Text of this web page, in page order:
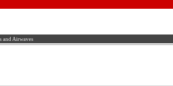
and Airwaves